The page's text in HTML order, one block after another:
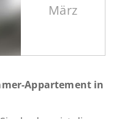
März
Appartement in